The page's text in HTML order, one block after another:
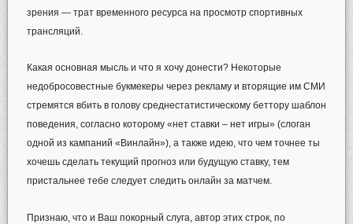
зрения — трат временного ресурса на просмотр спортивных
трансляций.
Какая основная мысль и что я хочу донести? Некоторые
недобросовестные букмекеры через рекламу и вторящие им СМИ
стремятся вбить в голову среднестатистическому беттору шаблон
поведения, согласно которому «нет ставки – нет игры» (слоган
одной из кампаний «Винлайн»), а также идею, что чем точнее ты
хочешь сделать текущий прогноз или будущую ставку, тем
пристальнее тебе следует следить онлайн за матчем.
Признаю, что и Ваш покорный слуга, автор этих строк, по